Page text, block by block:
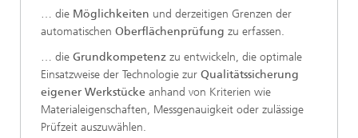
… die Möglichkeiten und derzeitigen Grenzen der
automatischen Oberflächenprüfung zu erfassen.
… die Grundkompetenz zu entwickeln, die optimale
Einsatzweise der Technologie zur Qualitätssicherung
eigener Werkstücke anhand von Kriterien wie
Materialeigenschaften, Messgenauigkeit oder zulässige
Prüfzeit auszuwählen.